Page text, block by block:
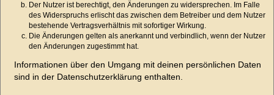
Der Nutzer ist berechtigt, den Änderungen zu widersprechen. Im Falle
des Widerspruchs erlischt das zwischen dem Betreiber und dem Nutzer
bestehende Vertragsverhältnis mit sofortiger Wirkung.
Die Änderungen gelten als anerkannt und verbindlich, wenn der Nutzer
den Änderungen zugestimmt hat.
Informationen über den Umgang mit deinen persönlichen Daten
sind in der Datenschutzerklärung enthalten.